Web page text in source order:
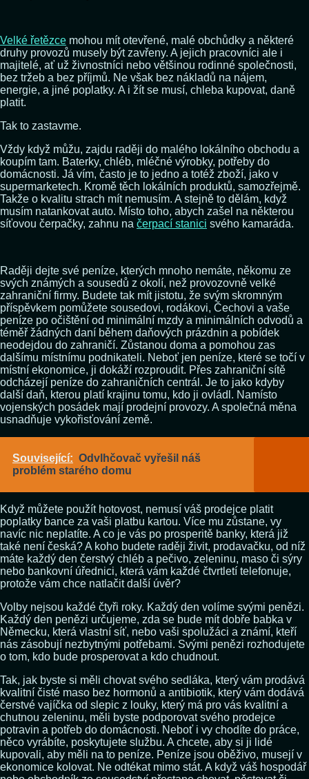
Velké řetězce mohou mít otevřené, malé obchůdky a některé
druhy provozů musely být zavřeny. A jejich pracovníci ale i
majitelé, ať už živnostníci nebo většinou rodinné společnosti,
bez tržeb a bez příjmů. Ne však bez nákladů na nájem,
energie, a jiné poplatky. A i žít se musí, chleba kupovat, daně
platit.
Tak to zastavme.
Vždy když můžu, zajdu raději do malého lokálního obchodu a
koupím tam. Baterky, chléb, mléčné výrobky, potřeby do
domácnosti. Já vím, často je to jedno a totéž zboží, jako v
supermarketech. Kromě těch lokálních produktů, samozřejmě.
Takže o kvalitu strach mít nemusím. A stejně to dělám, když
musím natankovat auto. Místo toho, abych zašel na některou
síťovou čerpačky, zahnu na čerpací stanici svého kamaráda.
Raději dejte své peníze, kterých mnoho nemáte, někomu ze
svých známých a sousedů z okolí, než provozovně velké
zahraniční firmy. Budete tak mít jistotu, že svým skromným
příspěvkem pomůžete sousedovi, rodákovi, Čechovi a vaše
peníze po očištění od minimální mzdy a minimálních odvodů a
téměř žádných daní během daňových prázdnin a pobídek
neodejdou do zahraničí. Zůstanou doma a pomohou zas
dalšímu místnímu podnikateli. Neboť jen peníze, které se točí v
místní ekonomice, ji dokáží rozproudit. Přes zahraniční sítě
odcházejí peníze do zahraničních centrál. Je to jako kdyby
další daň, kterou platí krajinu tomu, kdo ji ovládl. Namísto
vojenských posádek mají prodejní provozy. A společná měna
usnadňuje vykořisťování země.
Související: Odvlhčovač vyřešil náš
problém starého domu
Když můžete použít hotovost, nemusí váš prodejce platit
poplatky bance za vaši platbu kartou. Více mu zůstane, vy
navíc nic neplatíte. A co je vás po prosperitě banky, která již
také není česká? A koho budete raději živit, prodavačku, od níž
máte každý den čerstvý chléb a pečivo, zeleninu, maso či sýry
nebo bankovní úřednici, která vám každé čtvrtletí telefonuje,
protože vám chce natlačit další úvěr?
Volby nejsou každé čtyři roky. Každý den volíme svými penězi.
Každý den penězi určujeme, zda se bude mít dobře babka v
Německu, která vlastní síť, nebo vaši spolužáci a známí, kteří
nás zásobují nezbytnými potřebami. Svými penězi rozhodujete
o tom, kdo bude prosperovat a kdo chudnout.
Tak, jak byste si měli chovat svého sedláka, který vám prodává
kvalitní čisté maso bez hormonů a antibiotik, který vám dodává
čerstvé vajíčka od slepic z louky, který má pro vás kvalitní a
chutnou zeleninu, měli byste podporovat svého prodejce
potravin a potřeb do domácnosti. Neboť i vy chodíte do práce,
něco vyrábíte, poskytujete službu. A chcete, aby si ji lidé
kupovali, aby měli na to peníze. Peníze jsou oběživo, musejí v
ekonomice kolovat. Ne odtékat mimo stát. A když váš hospodář